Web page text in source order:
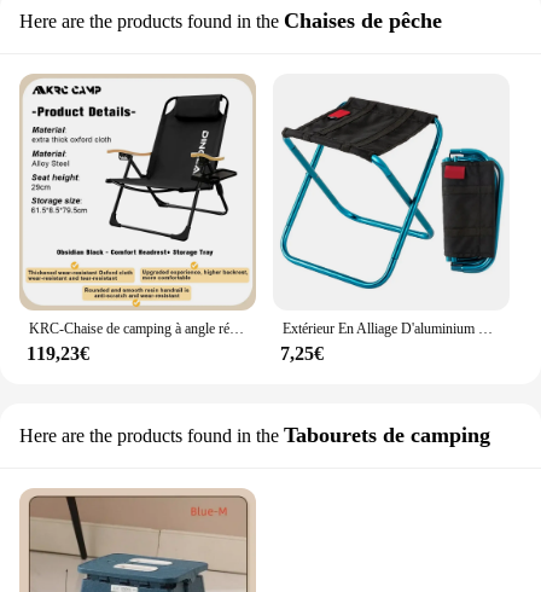
Here are the products found in the Chaises de pêche
KRC-Chaise de camping à angle réglable, avec poignées, oreillers amovibles, longue, pliante, pêche
119,23€
Extérieur En Alliage D'aluminium Portable Pliant Pique-Nique Camping Tabouret MIni Stockage Chaise De Pêche Ultra Léger Meubles
7,25€
Here are the products found in the Tabourets de camping